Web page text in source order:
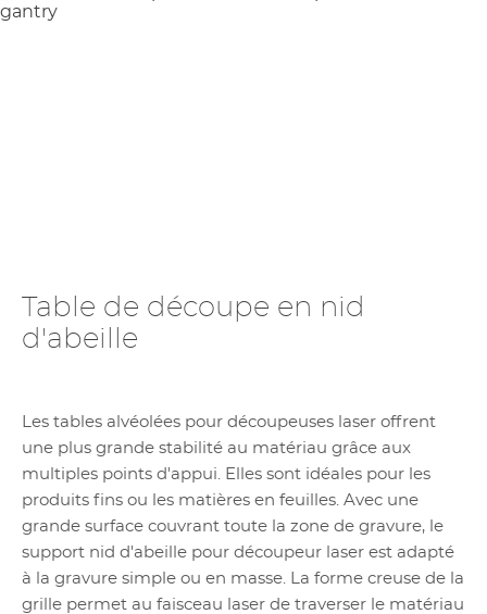
Table de découpe en nid
d'abeille
Les tables alvéolées pour découpeuses laser offrent
une plus grande stabilité au matériau grâce aux
multiples points d'appui. Elles sont idéales pour les
produits fins ou les matières en feuilles. Avec une
grande surface couvrant toute la zone de gravure, le
support nid d'abeille pour découpeur laser est adapté
à la gravure simple ou en masse. La forme creuse de la
grille permet au faisceau laser de traverser le matériau